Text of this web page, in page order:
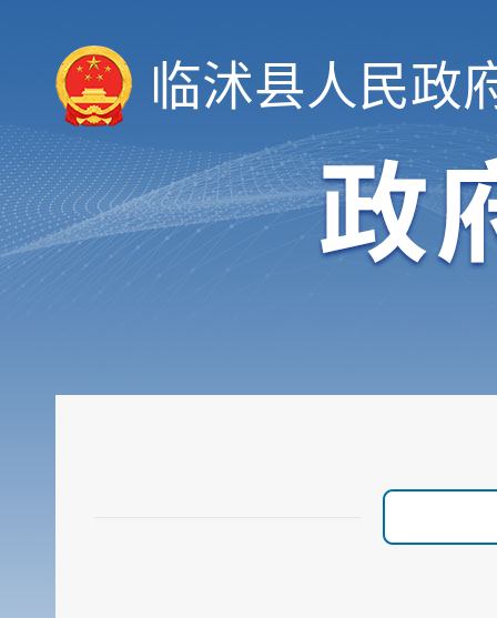
临沭县人民政
领导信息
机构职能
履职依据
会议公开
决策公开
规划计划
行政权力